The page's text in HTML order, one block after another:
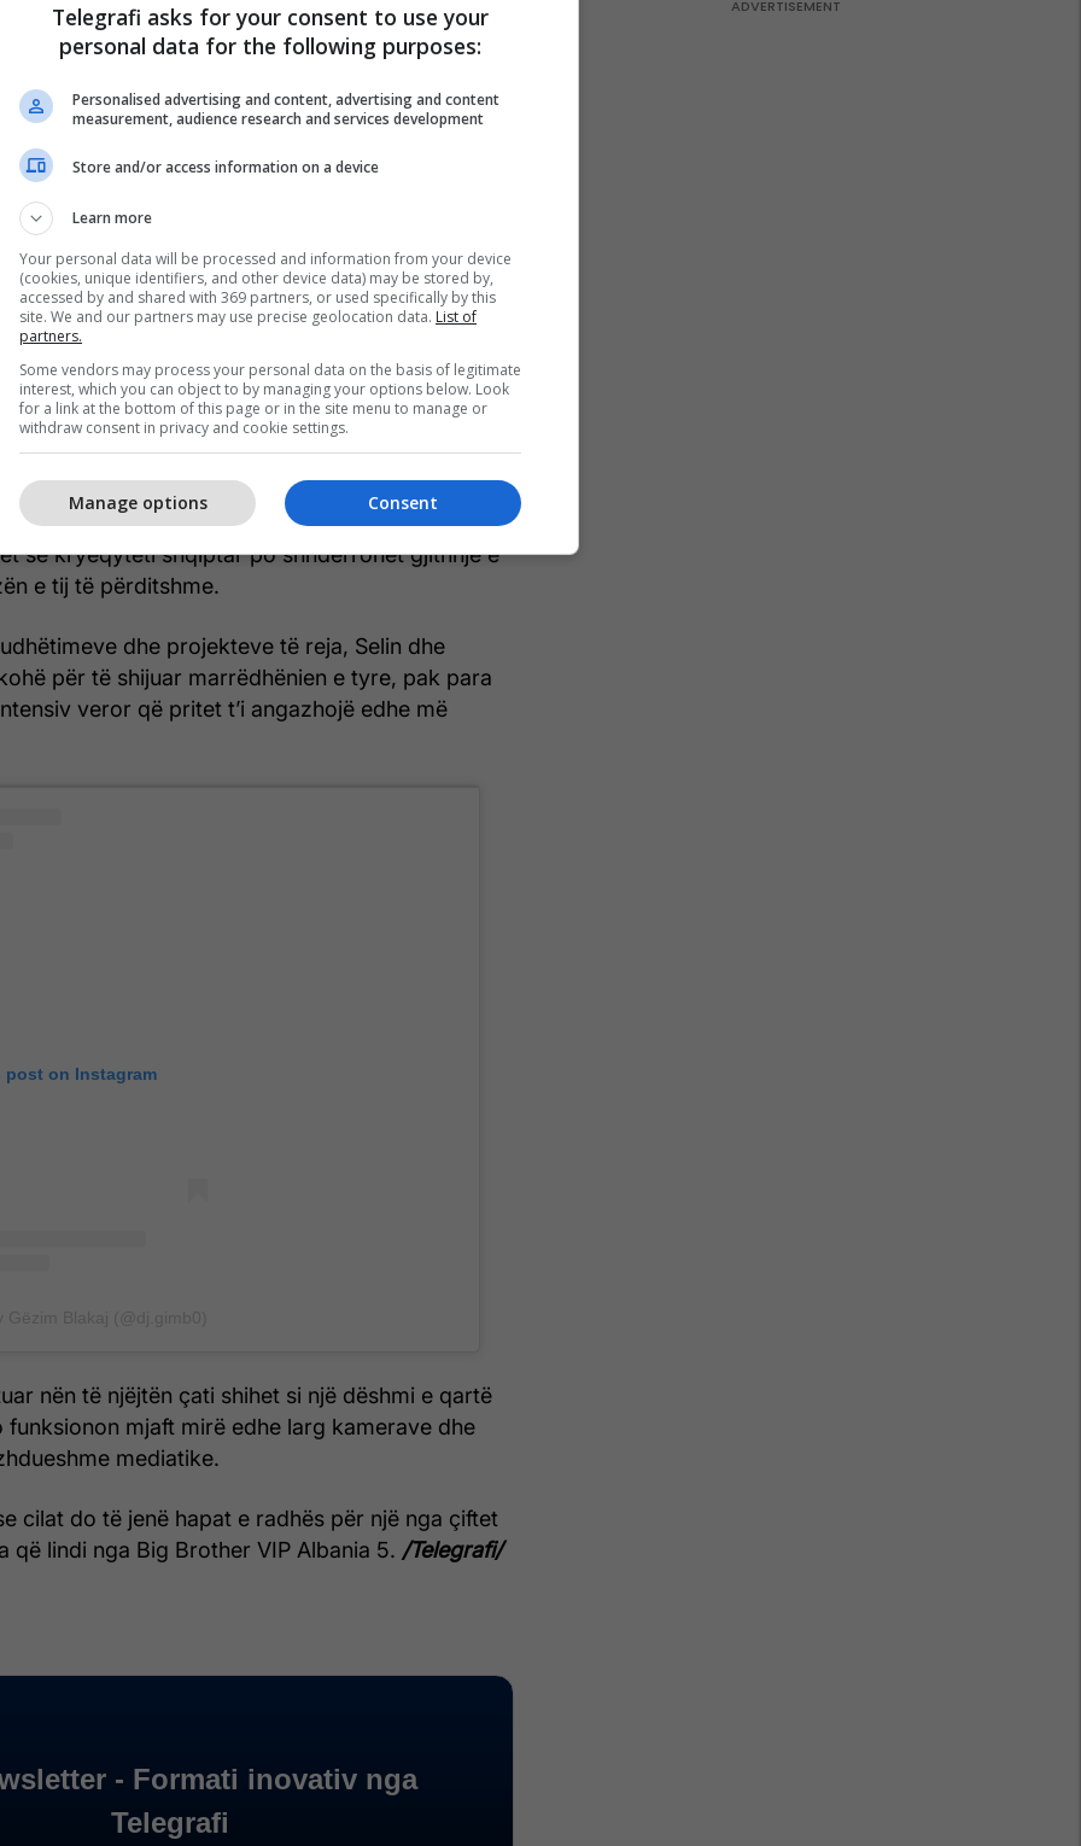
hap i rëndësishëm për dyshen, e cila ka
pranë njëri-tjetrit edhe pas përfundimit të
VIP.
pranë Gimbos bëjnë të ditur se artisti është
për shkak të angazhimeve të shumta
se kryeqyteti shqiptar po shndërrohet gjithnjë e
e tij të përditshme.
dhe projekteve të reja, Selin dhe
për të shijuar marrëdhënien e tyre, pak para
veror që pritet t’i angazhojë edhe më
post on Instagram
nën të njëjtën çati shihet si një dëshmi e qartë
funksionon mjaft mirë edhe larg kamerave dhe
mediatike.
cilat do të jenë hapat e radhës për një nga çiftet
që lindi nga Big Brother VIP Albania 5. /Telegrafi/
Telegrafi asks for your consent to use your
personal data for the following purposes:
Personalised advertising and content, advertising and content
measurement, audience research and services development
Store and/or access information on a device
Learn more
Your personal data will be processed and information from your device
(cookies, unique identifiers, and other device data) may be stored by,
accessed by and shared with 369 partners, or used specifically by this
site. We and our partners may use precise geolocation data. List of
partners.
Some vendors may process your personal data on the basis of legitimate
interest, which you can object to by managing your options below. Look
for a link at the bottom of this page or in the site menu to manage or
withdraw consent in privacy and cookie settings.
Consent
Manage options